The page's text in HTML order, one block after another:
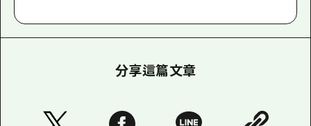
分享這篇文章